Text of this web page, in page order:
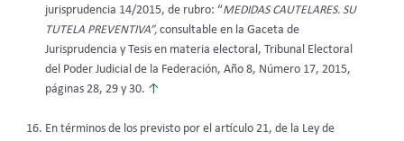
jurisprudencia 14/2015, de rubro: “MEDIDAS CAUTELARES. SU
TUTELA PREVENTIVA”, consultable en la Gaceta de
Jurisprudencia y Tesis en materia electoral, Tribunal Electoral
del Poder Judicial de la Federación, Año 8, Número 17, 2015,
páginas 28, 29 y 30. ↑
En términos de los previsto por el artículo 21, de la Ley de